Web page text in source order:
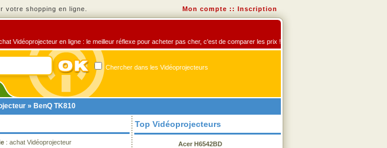
votre shopping en ligne. Mon compte :: Inscription
Vidéoprojecteur en ligne : le meilleur réflexe pour acheter pas cher, c'est de comparer les prix !
Chercher dans les Vidéoprojecteurs
» BenQ TK810
: achat Vidéoprojecteur
Top Vidéoprojecteurs
Acer H6542BD